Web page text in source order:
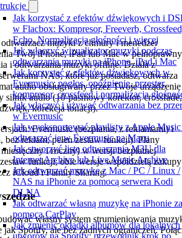
Jak korzystać z efektów dźwiękowych i
w Flacbox: Kompresor, Freeverb,
Echo, Normalizacja głośności i więcej
Jak włączyć wizualizator muzyki podczas
odtwarzania muzyki na iPhone, iPad i Mac
Jak korzystać z efektów dźwiękowych w
Evermusic: pogłos, opóźnienie, przester,
kompresor, crossfeed i normalizacja
Jak włączyć i używać odtwarzania bez
w Evermusic
Jak wyeksportować playlisty z Apple
odtwarzać je w Evermusic na Macu
Jak stworzyć listę odtwarzania M3U dla
Internet Archive lub Live Music Archive
Jak odtwarzać muzykę z Mac / PC / Linux /
NAS na iPhonie za pomocą serwera Kodi
DLNA
Jak odtwarzać własną muzykę na iPhonie za
pomocą CarPlay
Jak zmienić okładki albumów dla lokalnych
utworów na Spotify: przewodnik krok po
muzyki z chmury i menedżer
Twój iPhone, iPad lub Mac w pełnoprawny
i odtwarzania muzyki offline. Działa z
NAS, które już posiadasz, odtwarza
audio obsługiwany przez Twoje
silnik audio (10-pasmowy korektor, crossfade,
korekcja tonacji).
Evermusic (bezpłatna, z reklamami) i
bez reklam, pełen zestaw funkcji). Plany
i roczny) w wersji bezpłatnej
funkcji; obie wersje współdzielą zakupy
iCloud i Family Sharing.
własny system strumieniowania
Spotify, ale bez żadnych ograniczeń.